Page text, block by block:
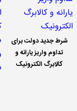
شرط جدید دولت برای
تداوم واریز یارانه و
کالابرگ الکترونیک